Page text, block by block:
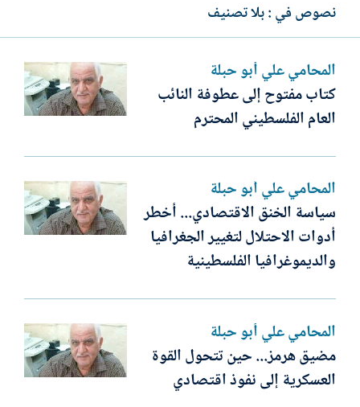
نصوص في : بلا تصنيف
المحامي علي أبو حبلة
كتاب مفتوح إلى عطوفة النائب
العام الفلسطيني المحترم
المحامي علي أبو حبلة
سياسة الخنق الاقتصادي... أخطر
أدوات الاحتلال لتغيير الجغرافيا
والديموغرافيا الفلسطينية
المحامي علي أبو حبلة
مضيق هرمز... حين تتحول القوة
العسكرية إلى نفوذ اقتصادي